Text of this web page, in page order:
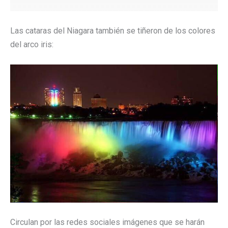
Las cataras del Niagara también se tiñeron de los colores
del arco iris:
Circulan por las redes sociales imágenes que se harán